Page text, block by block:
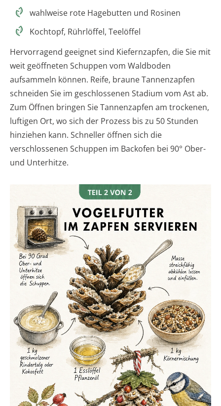
wahlweise rote Hagebutten und Rosinen
Kochtopf, Rührlöffel, Teelöffel
Hervorragend geeignet sind Kiefernzapfen, die Sie mit
weit geöffneten Schuppen vom Waldboden
aufsammeln können. Reife, braune Tannenzapfen
schneiden Sie im geschlossenen Stadium vom Ast ab.
Zum Öffnen bringen Sie Tannenzapfen am trockenen,
luftigen Ort, wo sich der Prozess bis zu 50 Stunden
hinziehen kann. Schneller öffnen sich die
verschlossenen Schuppen im Backofen bei 90° Ober-
und Unterhitze.